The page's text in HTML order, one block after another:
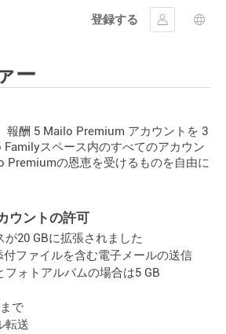
登録する
ｻｲﾝｲﾝする言語
ー
報酬 5 Mailo Premium アカウントを 3
スペース内のすべてのアカウン
Premiumの恩恵を受けるものを自由に
ウントの許可
が20 GBに拡張されました
付ファイルを含む電子メールの送信
フォトアルバムの場合は5 GB
で
転送